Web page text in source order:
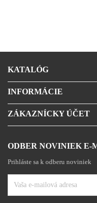
KATALÓG
INFORMÁCIE
ZÁKAZNÍCKY ÚČET
ODBER NOVINIEK E-
Prihláste sa k odberu noviniek